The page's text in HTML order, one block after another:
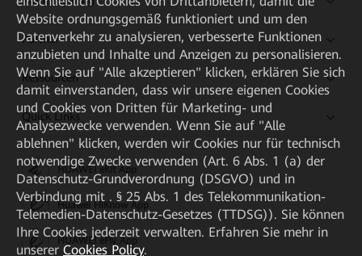
Partner
Ressourcen
Quick Links
HUAWEI eKit App
Huawei HiKnow App
HUAWEI eFly App
Website ordnungsgemäß funktioniert und um den
Datenverkehr zu analysieren, verbesserte Funktionen
anzubieten und Inhalte und Anzeigen zu personalisieren.
Wenn Sie auf "Alle akzeptieren" klicken, erklären Sie sich
damit einverstanden, dass wir unsere eigenen Cookies
und Cookies von Dritten für Marketing- und
Analysezwecke verwenden. Wenn Sie auf "Alle
ablehnen" klicken, werden wir Cookies nur für technisch
notwendige Zwecke verwenden (Art. 6 Abs. 1 (a) der
Datenschutz-Grundverordnung (DSGVO) und in
Verbindung mit . § 25 Abs. 1 des Telekommunikation-
Telemedien-Datenschutz-Gesetzes (TTDSG)). Sie können
Ihre Cookies jederzeit verwalten. Erfahren Sie mehr in
unserer Cookies Policy.